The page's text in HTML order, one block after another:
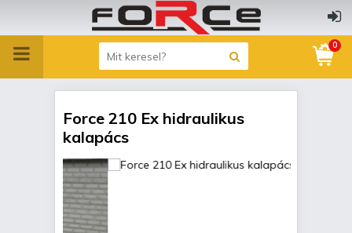
0
Force 210 Ex hidraulikus
kalapács